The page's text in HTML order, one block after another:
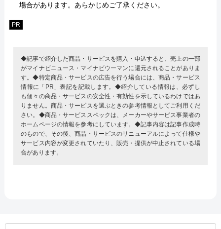
場合があります。あらかじめご了承ください。
PR
◆記事で紹介した商品・サービスを購入・申込すると、売上の一部
がマイナビニュース・マイナビウーマンに還元されることがありま
す。◆特定商品・サービスの広告を行う場合には、商品・サービス
情報に「PR」表記を記載します。◆紹介している情報は、必ずし
も個々の商品・サービスの安全性・有効性を示しているわけではあ
りません。商品・サービスを選ぶときの参考情報としてご利用くだ
さい。◆商品・サービススペックは、メーカーやサービス事業者の
ホームページの情報を参考にしています。◆記事内容は記事作成時
のもので、その後、商品・サービスのリニューアルによって仕様や
サービス内容が変更されていたり、販売・提供が中止されている場
合があります。